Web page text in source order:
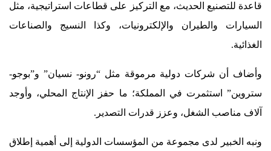
قاعدة للتصنيع الحديث، مع التركيز على قطاعات استراتيجية، مثل
السيارات والطيران والإلكترونيات، وكذا النسيج والصناعات
الغذائية.
وأضاف أن شركات دولية مرموقة مثل “رونو- نسيان” و”بوجو-
ستروين” استثمرت في المملكة؛ ما حفز الإنتاج المحلي، وأوجد
آلاف مناصب الشغل، وعزز قدرات التصدير.
ونبه الخبير لدى مجموعة من المؤسسات الدولية إلى أهمية إطلاق